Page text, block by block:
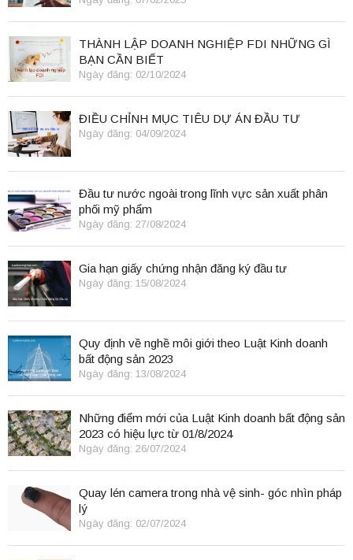
THÀNH LẬP DOANH NGHIỆP FDI NHỮNG GÌ
BẠN CẦN BIẾT
Ngày đăng: 02/10/2024
ĐIỀU CHỈNH MỤC TIÊU DỰ ÁN ĐẦU TƯ
Ngày đăng: 04/09/2024
Đầu tư nước ngoài trong lĩnh vực sản xuất phân
phối mỹ phẩm
Ngày đăng: 27/08/2024
Gia hạn giấy chứng nhận đăng ký đầu tư
Ngày đăng: 15/08/2024
Quy định về nghề môi giới theo Luật Kinh doanh
bất động sản 2023
Ngày đăng: 13/08/2024
Những điểm mới của Luật Kinh doanh bất động sản
2023 có hiệu lực từ 01/8/2024
Ngày đăng: 26/07/2024
Quay lén camera trong nhà vệ sinh- góc nhìn pháp
lý
Ngày đăng: 02/07/2024